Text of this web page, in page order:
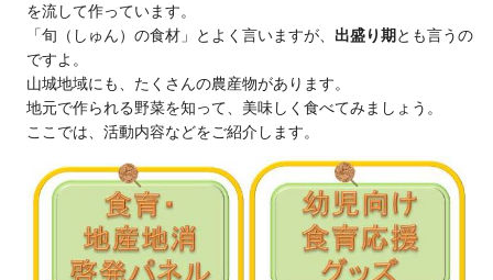
を流して作っています。
「旬（しゅん）の食材」とよく言いますが、 出盛り期 とも言うの
ですよ。
山城地域にも、たくさんの農産物があります。
地元で作られる野菜を知って、美味しく食べてみましょう。
ここでは、活動内容などをご紹介します。